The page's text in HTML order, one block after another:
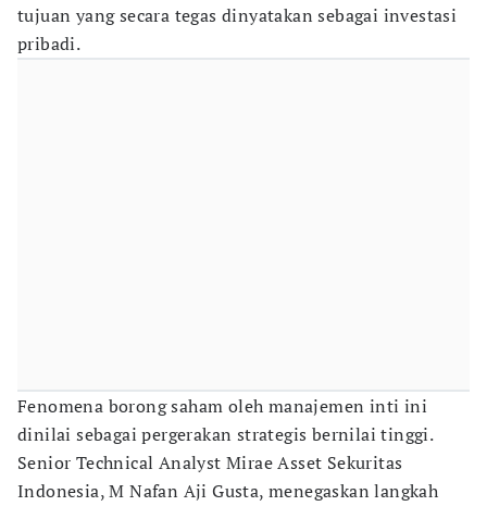
tujuan yang secara tegas dinyatakan sebagai investasi
pribadi.
Fenomena borong saham oleh manajemen inti ini
dinilai sebagai pergerakan strategis bernilai tinggi.
Senior Technical Analyst Mirae Asset Sekuritas
Indonesia, M Nafan Aji Gusta, menegaskan langkah